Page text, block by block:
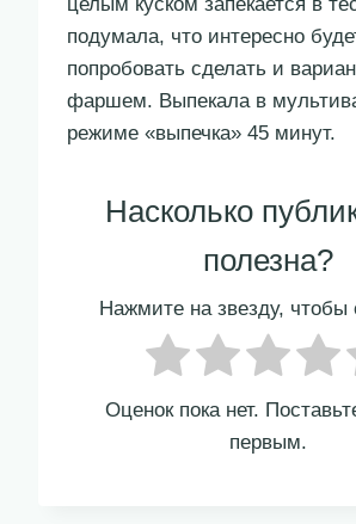
подумала, что интересно
попробовать сделать и
фаршем. Выпекала в
режиме «выпечка» 45 минут.
Насколько
полезна?
Нажмите на звезду, чтобы
Оценок пока нет.
первым.